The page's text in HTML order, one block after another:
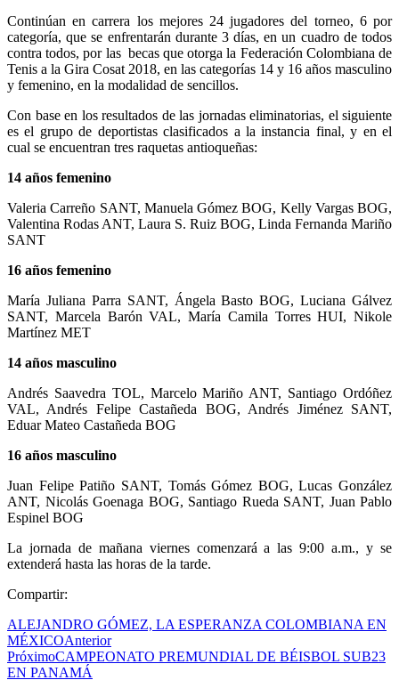
Continúan en carrera los mejores 24 jugadores del torneo, 6 por
categoría, que se enfrentarán durante 3 días, en un cuadro de todos
contra todos, por las becas que otorga la Federación Colombiana de
Tenis a la Gira Cosat 2018, en las categorías 14 y 16 años masculino
y femenino, en la modalidad de sencillos.
Con base en los resultados de las jornadas eliminatorias, el siguiente
es el grupo de deportistas clasificados a la instancia final, y en el
cual se encuentran tres raquetas antioqueñas:
14 años femenino
Valeria Carreño SANT, Manuela Gómez BOG, Kelly Vargas BOG,
Valentina Rodas ANT, Laura S. Ruiz BOG, Linda Fernanda Mariño
SANT
16 años femenino
María Juliana Parra SANT, Ángela Basto BOG, Luciana Gálvez
SANT, Marcela Barón VAL, María Camila Torres HUI, Nikole
Martínez MET
14 años masculino
Andrés Saavedra TOL, Marcelo Mariño ANT, Santiago Ordóñez
VAL, Andrés Felipe Castañeda BOG, Andrés Jiménez SANT,
Eduar Mateo Castañeda BOG
16 años masculino
Juan Felipe Patiño SANT, Tomás Gómez BOG, Lucas González
ANT, Nicolás Goenaga BOG, Santiago Rueda SANT, Juan Pablo
Espinel BOG
La jornada de mañana viernes comenzará a las 9:00 a.m., y se
extenderá hasta las horas de la tarde.
Compartir:
ALEJANDRO GÓMEZ, LA ESPERANZA COLOMBIANA EN
MÉXICOAnterior
PróximoCAMPEONATO PREMUNDIAL DE BÉISBOL SUB23
EN PANAMÁ